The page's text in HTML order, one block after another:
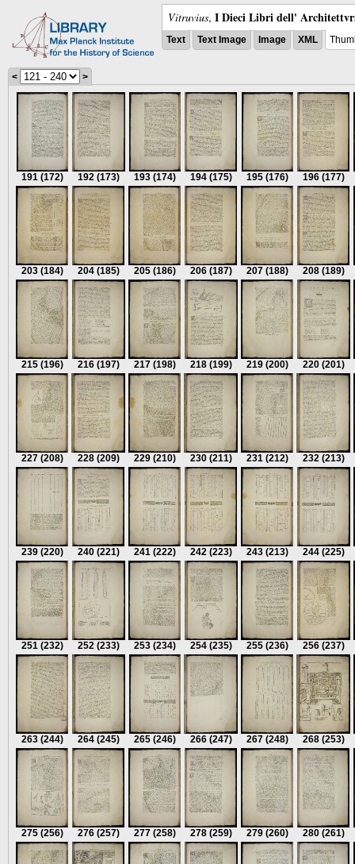
Vitruvius, I Dieci Libri dell'
Text Text Image Image XML
< >
191 (172) 192 (173) 193 (174) 194 (175) 195 (176) 196 (177)
203 (184) 204 (185) 205 (186) 206 (187) 207 (188) 208 (189)
215 (196) 216 (197) 217 (198) 218 (199) 219 (200) 220 (201)
227 (208) 228 (209) 229 (210) 230 (211) 231 (212) 232 (213)
239 (220) 240 (221) 241 (222) 242 (223) 243 (213) 244 (225)
251 (232) 252 (233) 253 (234) 254 (235) 255 (236) 256 (237)
263 (244) 264 (245) 265 (246) 266 (247) 267 (248) 268 (253)
275 (256) 276 (257) 277 (258) 278 (259) 279 (260) 280 (261)